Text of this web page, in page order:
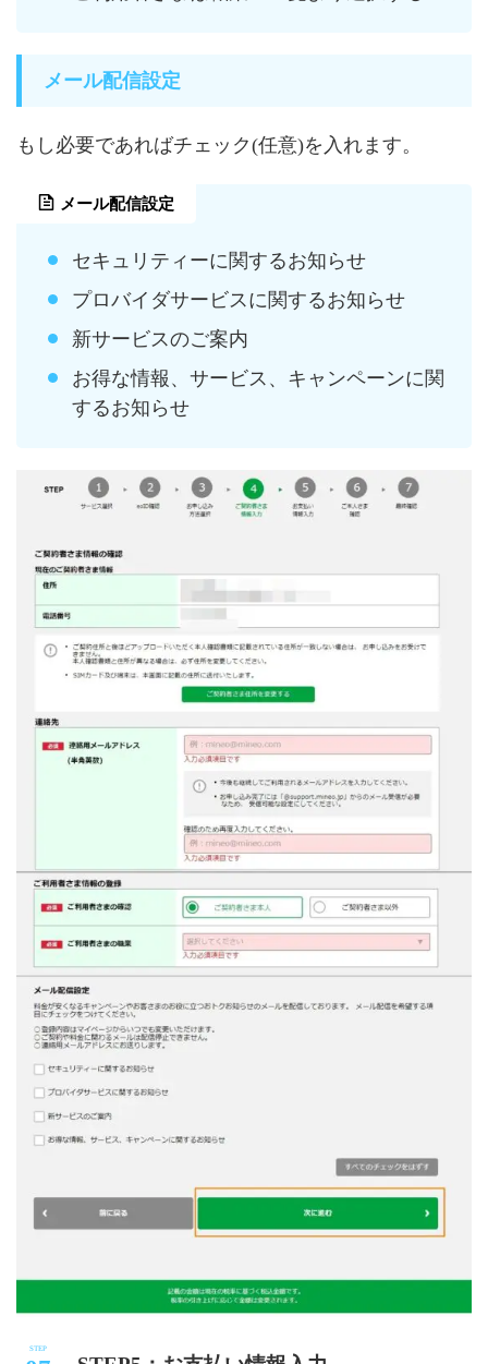
メール配信設定
もし必要であればチェック(任意)を入れます。
メール配信設定
セキュリティーに関するお知らせ
プロバイダサービスに関するお知らせ
新サービスのご案内
お得な情報、サービス、キャンペーンに関
するお知らせ